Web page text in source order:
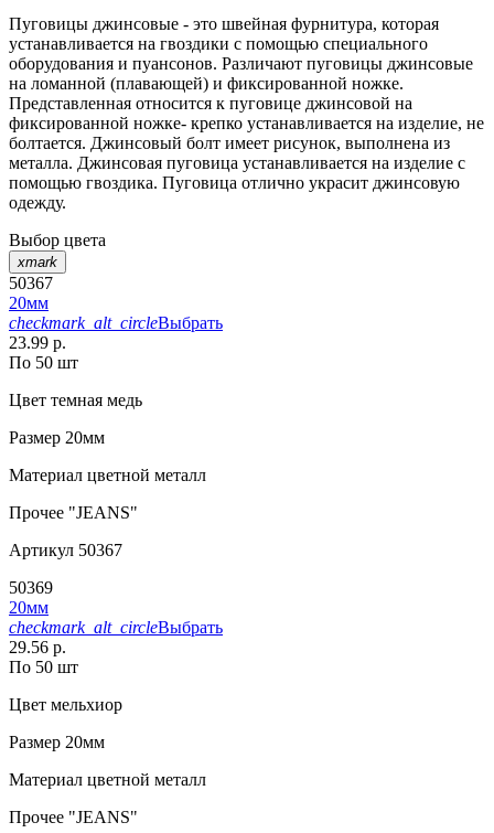
Пуговицы джинсовые - это швейная фурнитура, которая
устанавливается на гвоздики с помощью специального
оборудования и пуансонов. Различают пуговицы джинсовые
на ломанной (плавающей) и фиксированной ножке.
Представленная относится к пуговице джинсовой на
фиксированной ножке- крепко устанавливается на изделие, не
болтается. Джинсовый болт имеет рисунок, выполнена из
металла. Джинсовая пуговица устанавливается на изделие с
помощью гвоздика. Пуговица отлично украсит джинсовую
одежду.
Выбор цвета
xmark
50367
20мм
checkmark_alt_circleВыбрать
23.99 р.
По 50 шт
Цвет темная медь
Размер 20мм
Материал цветной металл
Прочее "JEANS"
Артикул 50367
50369
20мм
checkmark_alt_circleВыбрать
29.56 р.
По 50 шт
Цвет мельхиор
Размер 20мм
Материал цветной металл
Прочее "JEANS"